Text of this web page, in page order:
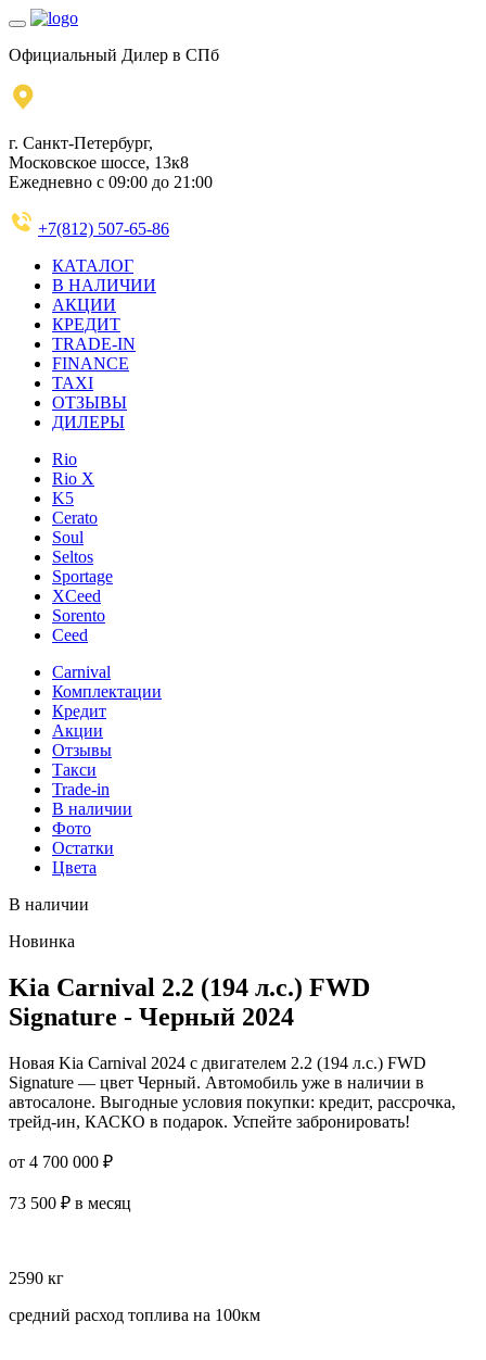
Официальный Дилер в СПб
г. Санкт-Петербург,
Московское шоссе, 13к8
Ежедневно с 09:00 до 21:00
+7(812) 507-65-86
КАТАЛОГ
В НАЛИЧИИ
АКЦИИ
КРЕДИТ
TRADE-IN
FINANCE
TAXI
ОТЗЫВЫ
ДИЛЕРЫ
Rio
Rio X
K5
Cerato
Soul
Seltos
Sportage
XCeed
Sorento
Ceed
Carnival
Комплектации
Кредит
Акции
Отзывы
Такси
Trade-in
В наличии
Фото
Остатки
Цвета
В наличии
Новинка
Kia Carnival 2.2 (194 л.с.) FWD
Signature - Черный 2024
Новая Kia Carnival 2024 с двигателем 2.2 (194 л.с.) FWD
Signature — цвет Черный. Автомобиль уже в наличии в
автосалоне. Выгодные условия покупки: кредит, рассрочка,
трейд-ин, КАСКО в подарок. Успейте забронировать!
от 4 700 000 ₽
73 500 ₽ в месяц
2590 кг
средний расход топлива на 100км